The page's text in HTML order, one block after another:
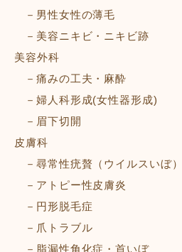
男性女性の薄毛
美容ニキビ・ニキビ跡
美容外科
痛みの工夫・麻酔
婦人科形成(女性器形成)
眉下切開
皮膚科
尋常性疣贅（ウイルスいぼ）
アトピー性皮膚炎
円形脱毛症
爪トラブル
脂漏性角化症・首いぼ